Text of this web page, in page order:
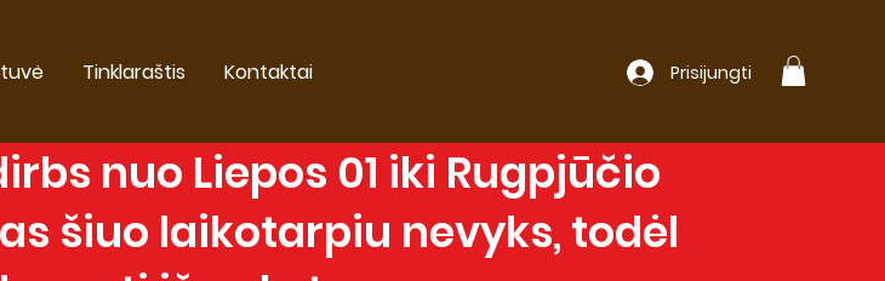
Prisijungti
Tinklaraštis Kontaktai
nuo Liepos 01 iki Rugpjūčio
šiuo laikotarpiu nevyks, todėl